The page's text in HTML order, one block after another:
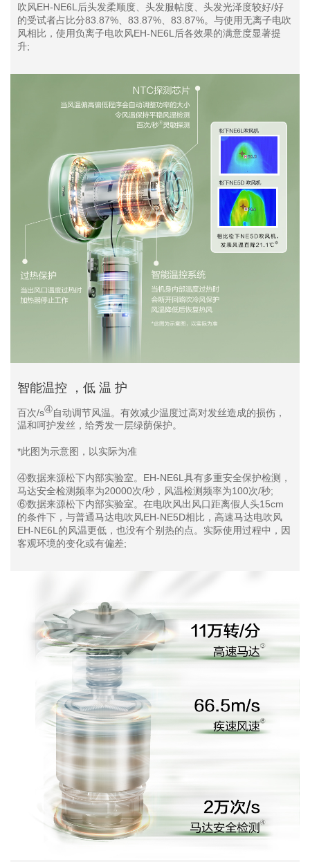
吹风EH-NE6L后头发柔顺度、头发服帖度、头发光泽度较好/好
的受试者占比分83.87%、83.87%、83.87%。与使用无离子电吹
风相比，使用负离子电吹风EH-NE6L后各效果的满意度显著提
升;
智能温控 ，低 温 护
百次/s④自动调节风温。有效减少温度过高对发丝造成的损伤，
温和呵护发丝，给秀发一层绿荫保护。
*此图为示意图，以实际为准
④数据来源松下内部实验室。EH-NE6L具有多重安全保护检测，
马达安全检测频率为20000次/秒，风温检测频率为100次/秒;
⑥数据来源松下内部实验室。在电吹风出风口距离假人头15cm
的条件下，与普通马达电吹风EH-NE5D相比，高速马达电吹风
EH-NE6L的风温更低，也没有个别热的点。实际使用过程中，因
客观环境的变化或有偏差;